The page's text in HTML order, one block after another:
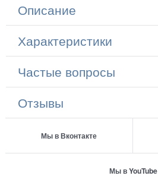
Описание
Характеристики
Частые вопросы
Отзывы
Мы в Вконтакте
Мы в YouTube